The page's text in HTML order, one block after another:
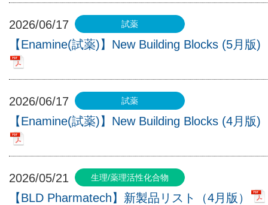
2026/06/17
【Enamine(試薬)】New Building Blocks (5月版)
2026/06/17
【Enamine(試薬)】New Building Blocks (4月版)
2026/05/21
【BLD Pharmatech】新製品リスト（4月版）